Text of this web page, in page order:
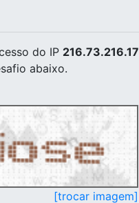
do IP
abaixo.
[trocar imagem]